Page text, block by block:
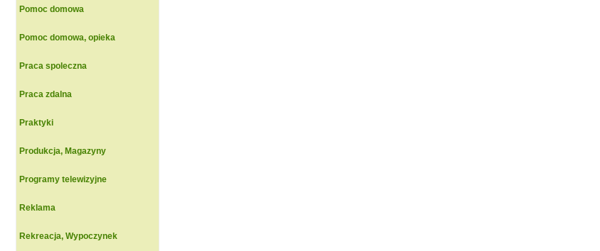
Pomoc domowa
Pomoc domowa, opieka
Praca spoleczna
Praca zdalna
Praktyki
Produkcja, Magazyny
Programy telewizyjne
Reklama
Rekreacja, Wypoczynek